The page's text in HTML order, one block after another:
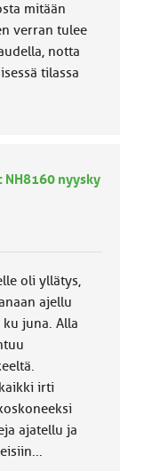
mitään
verran tulee
notta
tilassa
NH8160 nyysky
oli yllätys,
ajellu
juna. Alla
irti
ajatellu ja